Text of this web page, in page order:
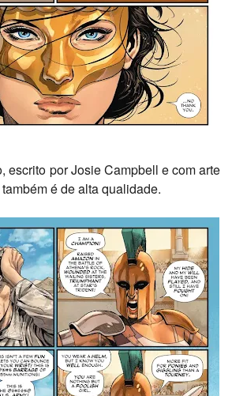
escrito por Josie Campbell e com arte
é de alta qualidade.